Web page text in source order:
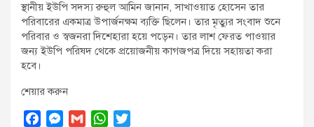
স্থানীয় ইউপি সদস্য রুহুল আমিন জানান, সাখাওয়াত হোসেন তার
পরিবারের একমাত্র উপার্জনক্ষম ব্যক্তি ছিলেন। তার মৃত্যুর সংবাদ শুনে
পরিবার ও স্বজনরা দিশেহারা হয়ে পড়েন। তার লাশ ফেরত পাওয়ার
জন্য ইউপি পরিষদ থেকে প্রয়োজনীয় কাগজপত্র দিয়ে সহায়তা করা
হবে।
শেয়ার করুন
M
G
W